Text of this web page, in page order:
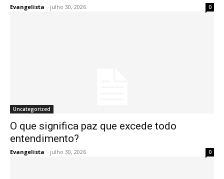
Evangelista - julho 30, 2026 0
Uncategorized
O que significa paz que excede todo
entendimento?
Evangelista - julho 30, 2026 0